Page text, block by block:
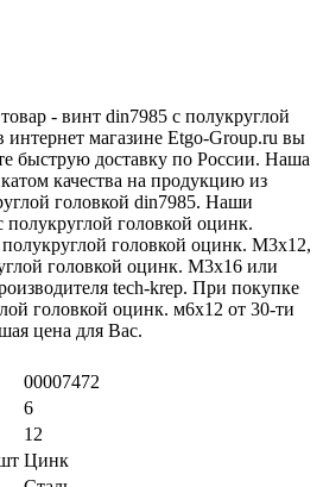
- винт din7985 с полукруглой
магазине Etgo-Group.ru вы
быструю доставку по России. Наша
качества на продукцию из
головкой din7985. Наши
головкой оцинк.
головкой оцинк. М3х12,
головкой оцинк. М3х16 или
tech-krep. При покупке
головкой оцинк. м6х12 от 30-ти
цена для Вас.
00007472
6
12
Цинк